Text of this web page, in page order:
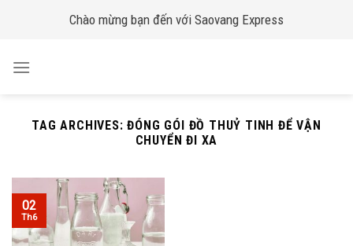
Chào mừng bạn đến với Saovang Express
TAG ARCHIVES:ĐÓNG GÓI ĐỒ THUỶ TINH ĐỂ VẬN
CHUYỂN ĐI XA
02
Th6